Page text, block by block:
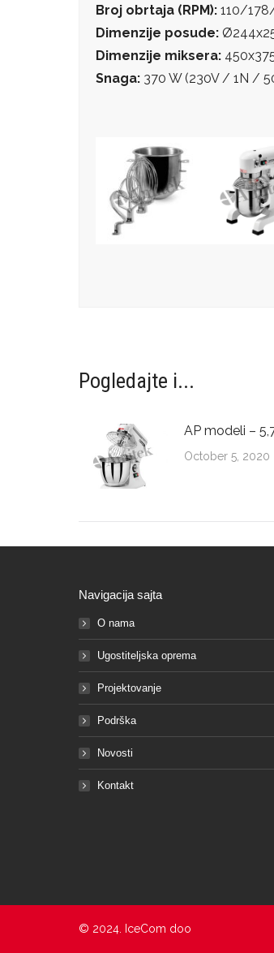
Broj obrtaja (RPM): 110/
Dimenzije posude:
Dimenzije miksera:
Snaga: 370 W (230V / 1N /
Pogledajte i...
AP modeli –
October 5, 2020
Navigacija sajta
O nama
Ugostiteljska oprema
Projektovanje
Podrška
Novosti
Kontakt
© 2024. IceCom doo